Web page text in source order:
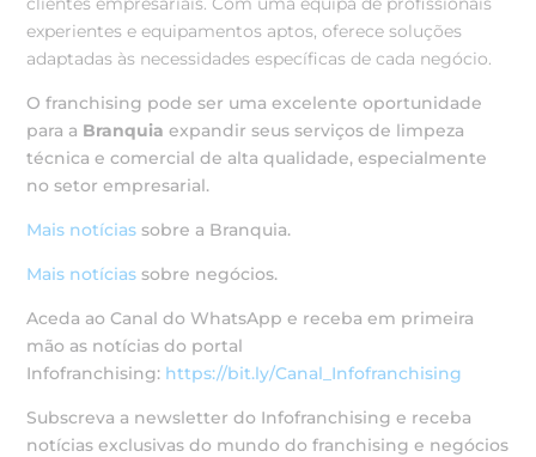
experientes e equipamentos aptos, oferece soluções
adaptadas às necessidades específicas de cada negócio.
O franchising pode ser uma excelente oportunidade
para a Branquia expandir seus serviços de limpeza
técnica e comercial de alta qualidade, especialmente
no setor empresarial.
Mais notícias sobre a Branquia.
Mais notícias sobre negócios.
Aceda ao Canal do WhatsApp e receba em primeira
mão as notícias do portal
Infofranchising: https://bit.ly/Canal_Infofranchising
Subscreva a newsletter do Infofranchising e receba
notícias exclusivas do mundo do franchising e negócios